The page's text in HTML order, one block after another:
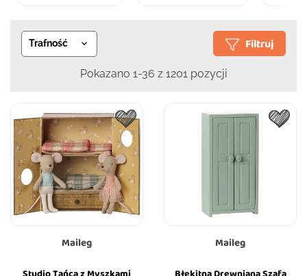
Trafność  Filtruj
Pokazano 1-36 z 1201 pozycji
Maileg Maileg